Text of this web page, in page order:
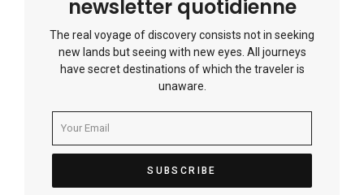
newsletter quotidienne
The real voyage of discovery consists not in seeking
new lands but seeing with new eyes. All journeys
have secret destinations of which the traveler is
unaware.